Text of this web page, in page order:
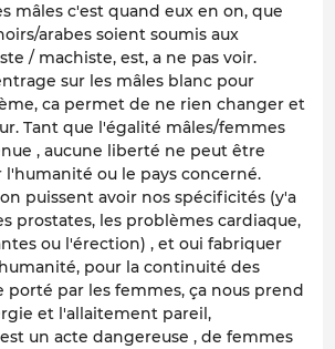
mâles c'est quand eux en on, que
arabes soient soumis aux
/ machiste, est, a ne pas voir.
sur les mâles blanc pour
ca permet de ne rien changer et
Tant que l'égalité mâles/femmes
, aucune liberté ne peut être
ou le pays concerné.
puissent avoir nos spécificités (y'a
prostates, les problèmes cardiaque,
ou l'érection) , et oui fabriquer
pour la continuité des
porté par les femmes, ça nous prend
et l'allaitement pareil,
un acte dangereuse , de femmes